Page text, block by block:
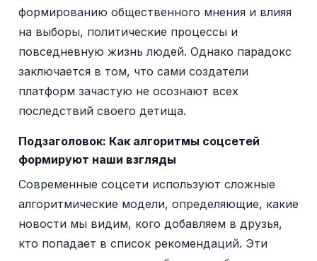
формированию общественного мнения и влияя
на выборы, политические процессы и
повседневную жизнь людей. Однако парадокс
заключается в том, что сами создатели
платформ зачастую не осознают всех
последствий своего детища.
Подзаголовок: Как алгоритмы соцсетей
формируют наши взгляды
Современные соцсети используют сложные
алгоритмические модели, определяющие, какие
новости мы видим, кого добавляем в друзья,
кто попадает в список рекомендаций. Эти